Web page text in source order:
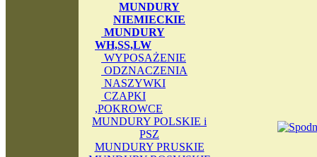
MUNDURY
NIEMIECKIE
MUNDURY
WH,SS,LW
WYPOSAŻENIE
ODZNACZENIA
NASZYWKI
CZAPKI
,POKROWCE
MUNDURY POLSKIE i
PSZ
MUNDURY PRUSKIE